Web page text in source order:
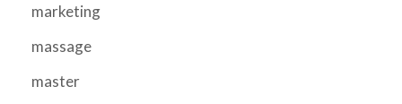
marketing
massage
master